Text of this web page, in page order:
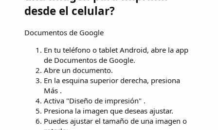
desde el celular?
Documentos de Google
En tu teléfono o tablet Android, abre la app
de Documentos de Google.
Abre un documento.
En la esquina superior derecha, presiona
Más .
Activa "Diseño de impresión" .
Presiona la imagen que deseas ajustar.
Puedes ajustar el tamaño de una imagen o